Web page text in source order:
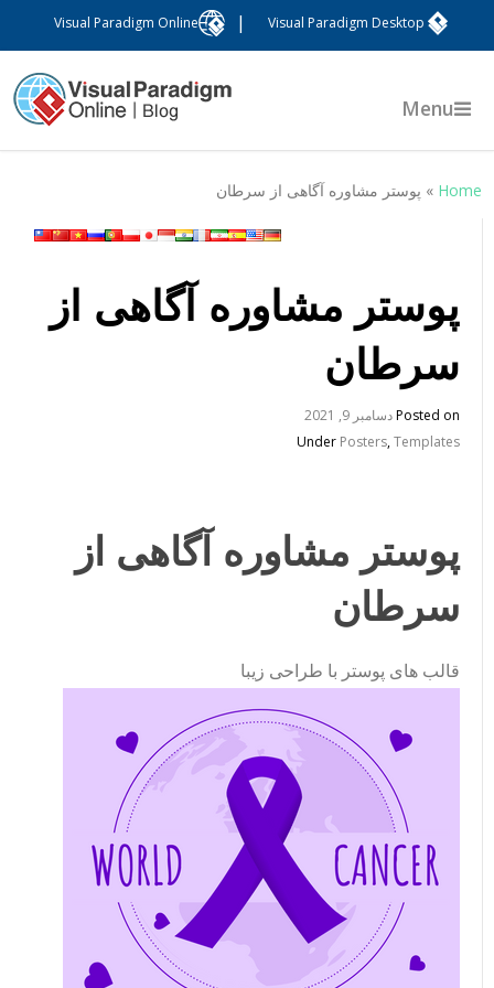
Visual Paradigm Desktop
Visual Paradigm Online
Menu
Home
» پوستر مشاوره آگاهی از سرطان
پوستر مشاوره آگاهی از
سرطان
Posted onدسامبر 9, 2021
UnderPosters,Templates
پوستر مشاوره آگاهی از
سرطان
قالب های پوستر با طراحی زیبا